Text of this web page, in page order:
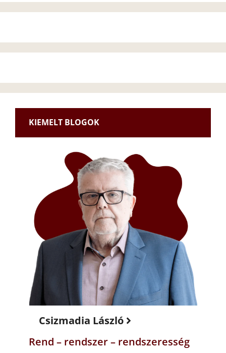
KIEMELT BLOGOK
Csizmadia László
Rend – rendszer – rendszeresség